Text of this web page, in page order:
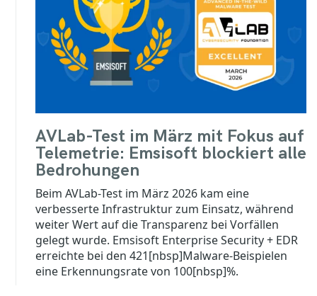
AVLab-Test im März mit Fokus auf
Telemetrie: Emsisoft blockiert alle
Bedrohungen
Beim AVLab-Test im März 2026 kam eine
verbesserte Infrastruktur zum Einsatz, während
weiter Wert auf die Transparenz bei Vorfällen
gelegt wurde. Emsisoft Enterprise Security + EDR
erreichte bei den 421[nbsp]Malware-Beispielen
eine Erkennungsrate von 100[nbsp]%.